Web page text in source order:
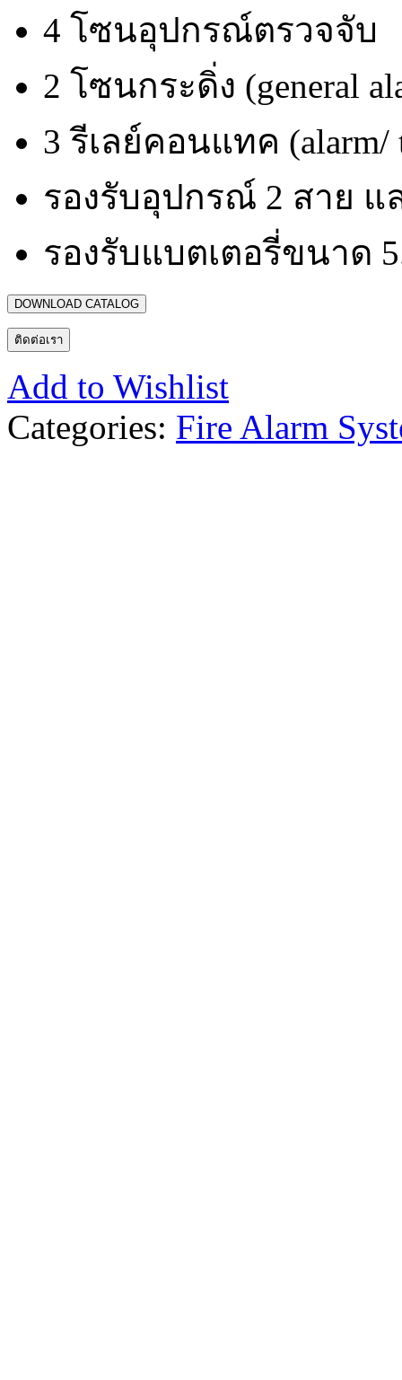
4 โซนอุปกรณ์ตรวจจับ
2 โซนกระดิ่ง (general
3 รีเลย์คอนแทค (alarm/
รองรับอุปกรณ์ 2 สาย แ
รองรับแบตเตอรี่ขนาด
DOWNLOAD CATALOG
ติดต่อเรา
Add to Wishlist
Categories: Fire Alarm